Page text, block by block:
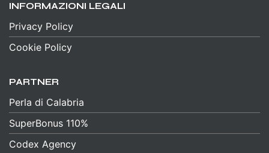
INFORMAZIONI LEGALI
Privacy Policy
Cookie Policy
PARTNER
Perla di Calabria
SuperBonus 110%
Codex Agency